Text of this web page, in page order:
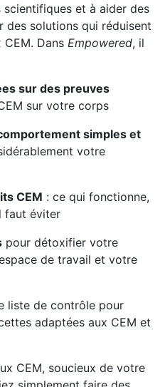
et à aider des
des solutions qui réduisent
Dans Empowered, il
sur des preuves
sur votre corps
simples et
votre
CEM : ce qui fonctionne,
faut éviter
pour détoxifier votre
de travail et votre
liste de contrôle pour
adaptées aux CEM et
CEM, soucieux de votre